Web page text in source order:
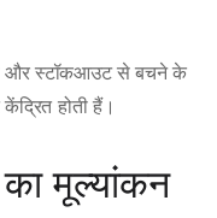
और स्टॉकआउट से बचने के
होती हैं।
मूल्यांकन